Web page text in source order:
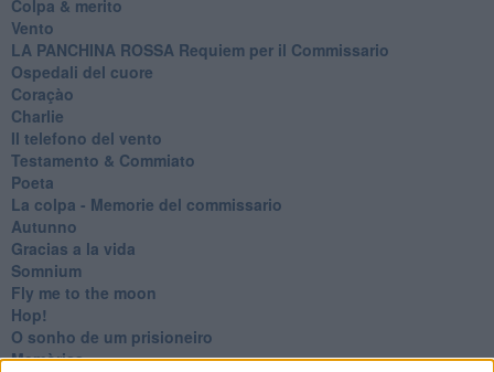
Colpa & merito
Vento
​LA PANCHINA ROSSA Requiem per il Commissario
Ospedali del cuore
Coraçào
Charlie
Il telefono del vento
Testamento & Commiato
Poeta
​La colpa - Memorie del commissario
Autunno
Gracias a la vida
Somnium
Fly me to the moon
Hop!
O sonho de um prisioneiro
Memòrias